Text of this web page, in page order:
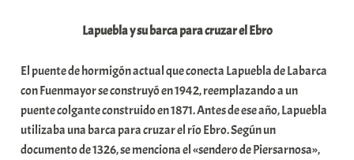
Lapuebla y su barca para cruzar el Ebro
El puente de hormigón actual que conecta Lapuebla de Labarca
con Fuenmayor se construyó en 1942, reemplazando a un
puente colgante construido en 1871. Antes de ese año, Lapuebla
utilizaba una barca para cruzar el río Ebro. Según un
documento de 1326, se menciona el «sendero de Piersarnosa»,